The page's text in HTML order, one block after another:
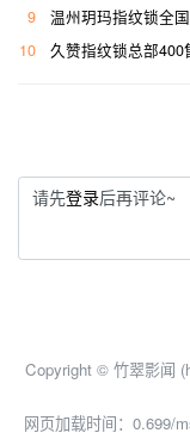
9
温州玥玛指纹锁全
10
久赞指纹锁总部
请先登录后再评论~
Copyright © 竹翠影闻
网页加载时间：0.699/